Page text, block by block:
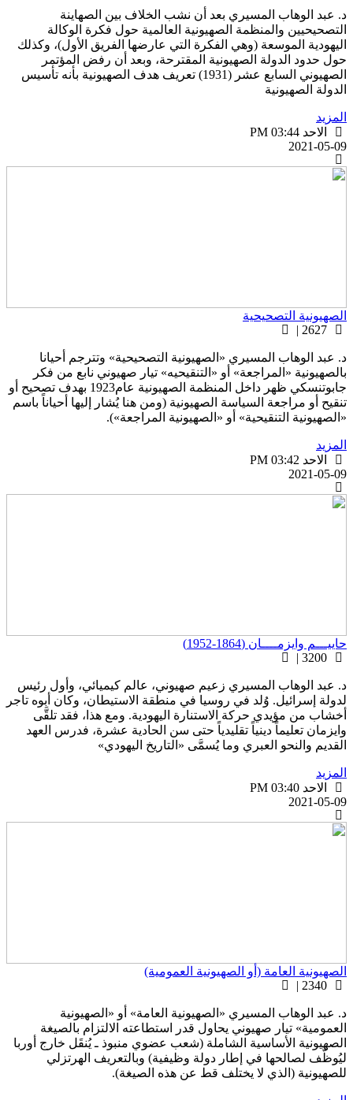
عبد الوهاب المسيري بعد أن نشب الخلاف بين الصهاينة
والمنظمة الصهيونية العالمية حول فكرة الوكالة
الموسعة (وهي الفكرة التي عارضها الفريق الأول)، وكذلك
حدود الدولة الصهيونية المقترحة، وبعد أن رفض المؤتمر
الصهيوني السابع عشر (1931) تعريف هدف الصهيونية بأنه تأسيس
الصهيونية
الاحد PM 03:44
2021-05-
التصحيحية
2627 |
عبد الوهاب المسيري «الصهيونية التصحيحية» وتترجم أحيانا
«المراجعة» أو «التنقيحيه» تيار صهيوني نابع من فكر
جابوتنسكي ظهر داخل المنظمة الصهيونية عام1923 بهدف تصحيح أو
أو مراجعة السياسة الصهيونية (ومن هنا يُشار إليها أحياناً باسم
التنقيحية» أو «الصهيونية المراجعة»).
الاحد PM 03:42
2021-05-
وايزمــــان (1864-1952)
3200 |
عبد الوهاب المسيري زعيم صهيوني، عالم كيميائي، وأول رئيس
إسرائيل. وُلد في روسيا في منطقة الاستيطان، وكان أبوه تاجر
من مؤيدي حركة الاستنارة اليهودية. ومع هذا، فقد تلقَّى
تعليماً دينياً تقليدياً حتى سن الحادية عشرة، فدرس العهد
والنحو العبري وما يُسمَّى «التاريخ اليهودي»
الاحد PM 03:40
2021-05-
العامة (أو الصهيونية العمومية)
2340 |
عبد الوهاب المسيري «الصهيونية العامة» أو «الصهيونية
تيار صهيوني يحاول قدر استطاعته الالتزام بالصيغة
الأساسية الشاملة (شعب عضوي منبوذ ـ يُنقَل خارج أوربا
لصالحها في إطار دولة وظيفية) وبالتعريف الهرتزلي
(الذي لا يختلف قط عن هذه الصيغة).